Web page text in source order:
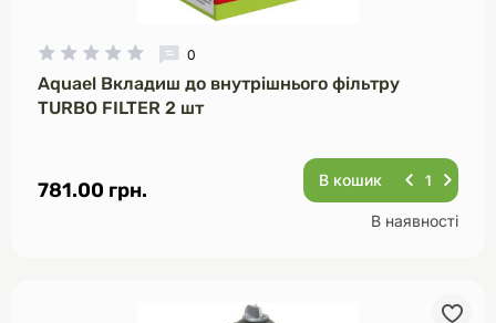
0
Aquael Вкладиш до внутрішнього фільтру
TURBO FILTER 2 шт
781.00 грн. В кошик
В наявності